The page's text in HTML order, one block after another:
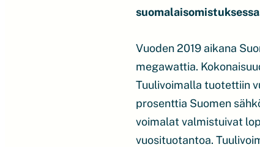
Vuoden 2019 aikana
megawattia.
Tuulivoimalla tuotettiin
prosenttia Suomen
voimalat valmistuivat
vuosituotantoa.